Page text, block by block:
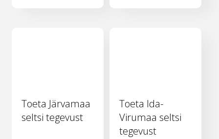
Toeta Järvamaa
seltsi tegevust
Toeta Ida-
Virumaa seltsi
tegevust